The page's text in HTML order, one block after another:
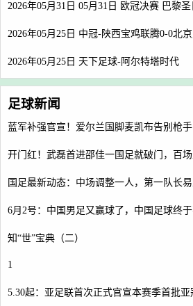
2026年05月31日 05月31日 欧冠决赛 巴黎
2026年05月25日 中冠-陕西宝鸡联腾0-0北
2026年05月25日 天下足球-阿尔特塔时代
足球新闻
蓝军补强官宣！爱尔兰国脚麦凯布告别枪
开门红！武磊首进邵佳一国足就破门，百
国足最新动态：中场调整一人，第一队长
6月2号：中国男足又赢球了，中国足球终于
知“世”宝典（二）
1
5.30起：亚足联首次正式官宣本赛季首批